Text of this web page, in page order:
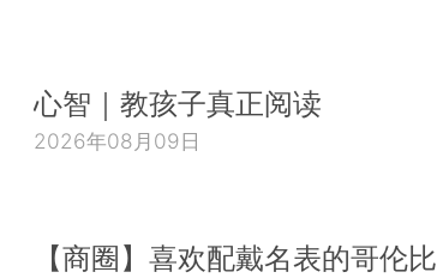
心智｜教孩子真正阅读
2026年08月09日
【商圈】喜欢配戴名表的哥伦比